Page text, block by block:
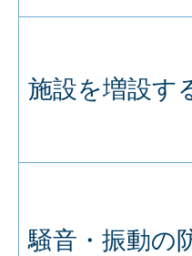
施設を増設す
騒音・振動の